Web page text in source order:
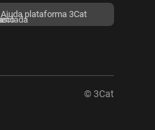
Ajuda plataforma 3Cat
© 3Cat